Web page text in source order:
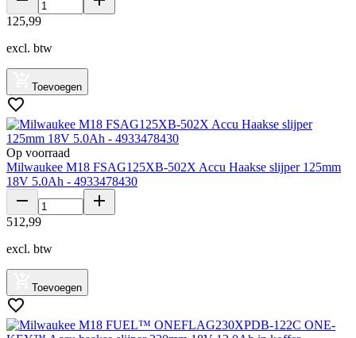
125,99
excl. btw
Toevoegen
Op voorraad
Milwaukee M18 FSAG125XB-502X Accu Haakse slijper 125mm
18V 5.0Ah - 4933478430
512,99
excl. btw
Toevoegen